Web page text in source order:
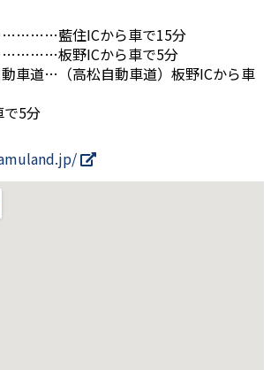
藍住ICから車で15分
板野ICから車で5分
車道…（高松自動車道）板野ICから車
5分